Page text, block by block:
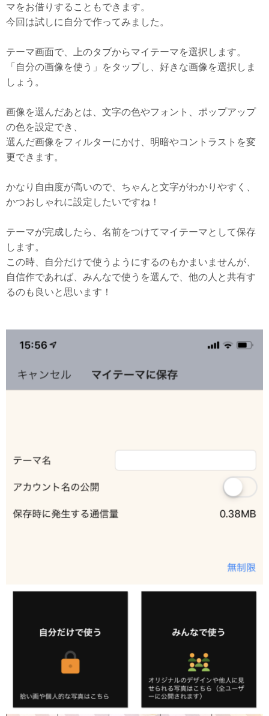
マをお借りすることもできます。
今回は試しに自分で作ってみました。
テーマ画面で、上のタブからマイテーマを選択します。
「自分の画像を使う」をタップし、好きな画像を選択しま
しょう。
画像を選んだあとは、文字の色やフォント、ポップアップ
の色を設定でき、
選んだ画像をフィルターにかけ、明暗やコントラストを変
更できます。
かなり自由度が高いので、ちゃんと文字がわかりやすく、
かつおしゃれに設定したいですね！
テーマが完成したら、名前をつけてマイテーマとして保存
します。
この時、自分だけで使うようにするのもかまいませんが、
自信作であれば、みんなで使うを選んで、他の人と共有す
るのも良いと思います！